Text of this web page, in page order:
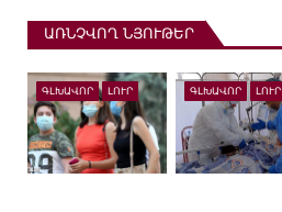
ԱՌՆՉՎՈՂ ՆՅՈՒԹԵՐ
ԳԼԽԱՎՈՐ ԼՈՒՐ ԳԼԽԱՎՈՐ ԼՈՒՐ